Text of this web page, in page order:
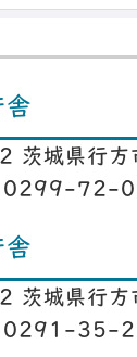
舎
茨城県行
0299-72-
舎
茨城県行
0291-35-